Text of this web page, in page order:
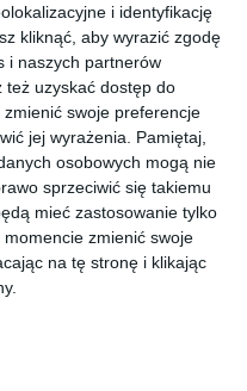
i identyfikację
kliknąć, aby wyrazić zgodę
i naszych partnerów
też uzyskać dostęp do
zmienić swoje preferencje
jej wyrażenia.
Pamiętaj,
osobowych mogą nie
sprzeciwić się takiemu
mieć zastosowanie tylko
zmienić swoje
na tę stronę i klikając
UDOSTĘPNIJ
Aranżacja designerskiego